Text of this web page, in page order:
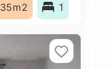
35m2 1